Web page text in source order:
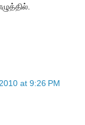
at 9:26 PM